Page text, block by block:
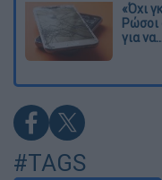
«Όχι
Ρώσοι
για
#TAGS